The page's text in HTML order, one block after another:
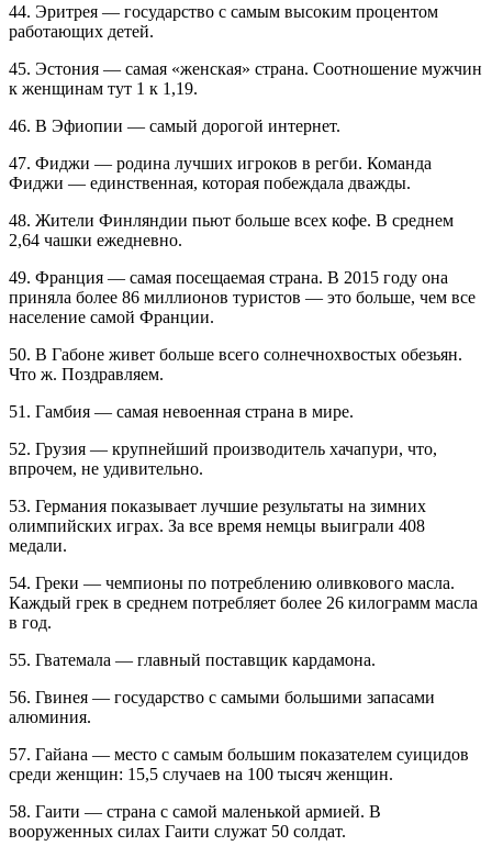
44. Эритрея — государство с самым высоким процентом
работающих детей.
45. Эстония — самая «женская» страна. Соотношение мужчин
к женщинам тут 1 к 1,19.
46. В Эфиопии — самый дорогой интернет.
47. Фиджи — родина лучших игроков в регби. Команда
Фиджи — единственная, которая побеждала дважды.
48. Жители Финляндии пьют больше всех кофе. В среднем
2,64 чашки ежедневно.
49. Франция — самая посещаемая страна. В 2015 году она
приняла более 86 миллионов туристов — это больше, чем все
население самой Франции.
50. В Габоне живет больше всего солнечнохвостых обезьян.
Что ж. Поздравляем.
51. Гамбия — самая невоенная страна в мире.
52. Грузия — крупнейший производитель хачапури, что,
впрочем, не удивительно.
53. Германия показывает лучшие результаты на зимних
олимпийских играх. За все время немцы выиграли 408
медали.
54. Греки — чемпионы по потреблению оливкового масла.
Каждый грек в среднем потребляет более 26 килограмм масла
в год.
55. Гватемала — главный поставщик кардамона.
56. Гвинея — государство с самыми большими запасами
алюминия.
57. Гайана — место с самым большим показателем суицидов
среди женщин: 15,5 случаев на 100 тысяч женщин.
58. Гаити — страна с самой маленькой армией. В
вооруженных силах Гаити служат 50 солдат.